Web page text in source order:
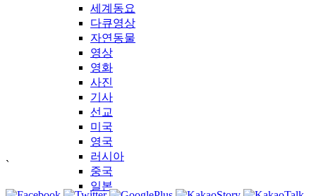
세계동요
다큐영상
자연동물
영상
영화
사진
기사
선교
미국
영국
러시아
중국
일본
`